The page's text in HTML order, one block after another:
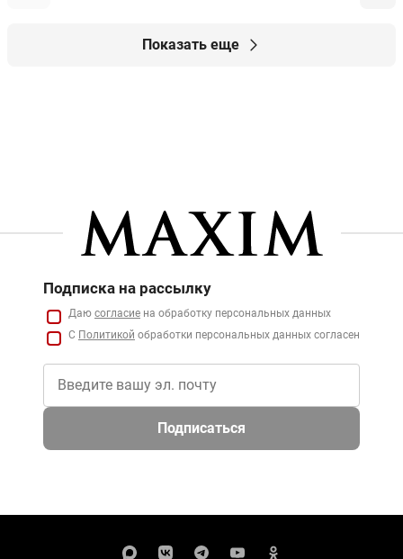
Показать еще
Подписка на рассылку
Даю согласие на обработку персональных данных
С Политикой обработки персональных данных согласен
Подписаться